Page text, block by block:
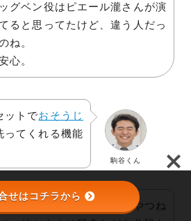
グベン役はピエール瀧さんが演
ると思ってたけど、違う人だっ
ね。
心。
駒谷くん
ットでおそうじ
ってくれる機能
ノーリツさんが開発したやつね
せはコチラから